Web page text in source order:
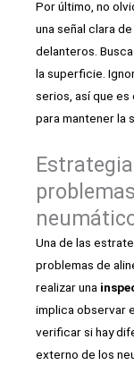
Por último, no
una señal clara
delanteros.
la superficie.
serios, así que
para mantener la
Una de las
problemas de
realizar una
implica observar
verificar si hay
externo de los